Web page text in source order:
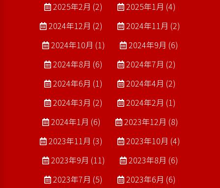
2025年2月 (2)
2025年1月 (4)
2024年12月 (2)
2024年11月 (2)
2024年10月 (1)
2024年9月 (6)
2024年8月 (6)
2024年7月 (2)
2024年6月 (1)
2024年4月 (2)
2024年3月 (2)
2024年2月 (1)
2024年1月 (6)
2023年12月 (8)
2023年11月 (3)
2023年10月 (4)
2023年9月 (11)
2023年8月 (6)
2023年7月 (5)
2023年6月 (6)